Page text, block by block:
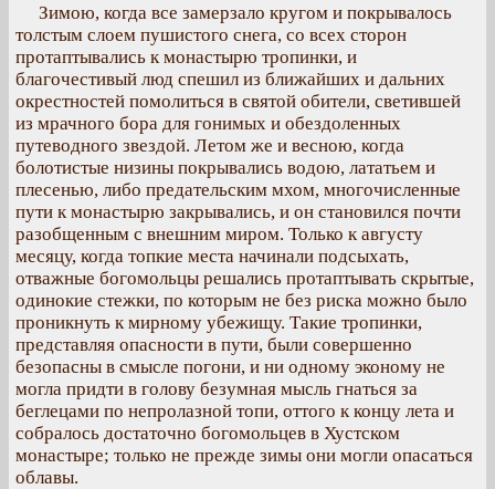
Зимою, когда все замерзало кругом и покрывалось
толстым слоем пушистого снега, со всех сторон
протаптывались к монастырю тропинки, и
благочестивый люд спешил из ближайших и дальних
окрестностей помолиться в святой обители, светившей
из мрачного бора для гонимых и обездоленных
путеводного звездой. Летом же и весною, когда
болотистые низины покрывались водою, лататьем и
плесенью, либо предательским мхом, многочисленные
пути к монастырю закрывались, и он становился почти
разобщенным с внешним миром. Только к августу
месяцу, когда топкие места начинали подсыхать,
отважные богомольцы решались протаптывать скрытые,
одинокие стежки, по которым не без риска можно было
проникнуть к мирному убежищу. Такие тропинки,
представляя опасности в пути, были совершенно
безопасны в смысле погони, и ни одному эконому не
могла придти в голову безумная мысль гнаться за
беглецами по непролазной топи, оттого к концу лета и
собралось достаточно богомольцев в Хустском
монастыре; только не прежде зимы они могли опасаться
облавы.